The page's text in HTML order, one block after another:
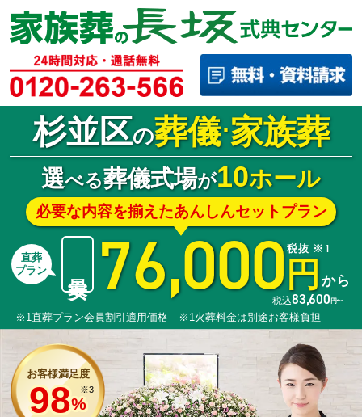
杉並区の葬儀･家族葬
選べる葬儀式場が10ホール
必要な内容を揃えたあんしんセットプラン
直葬
プラン
76,000 円 から
税抜 ※1
税込83,600 円〜
※1直葬プラン会員割引適用価格 ※1火葬料金は別途お客様負担
お客様満足度
98%
※3